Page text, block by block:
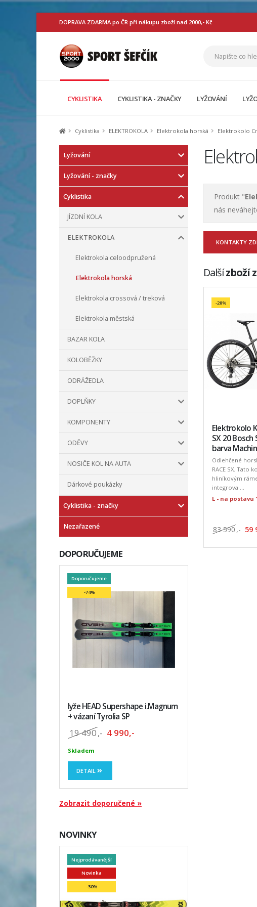
DOPRAVA ZDARMA po ČR při nákupu zboží nad 2000,- Kč
CYKLISTIKA CYKLISTIKA - ZNAČKY LYŽOVÁNÍ
Cyklistika ELEKTROKOLA Elektrokola horská Elektrokolo
Lyžování
Lyžování - značky
Cyklistika
JÍZDNÍ KOLA
ELEKTROKOLA
Elektrokola celoodpružená
Elektrokola horská
Elektrokola crossová / treková
Elektrokola městská
BAZAR KOLA
KOLOBĚŽKY
ODRÁŽEDLA
DOPLŇKY
KOMPONENTY
ODĚVY
NOSIČE KOL NA AUTA
Dárkové poukázky
Cyklistika - značky
Nezařazené
DOPORUČUJEME
Doporučujeme
-74%
lyže HEAD Supershape i.Magnum
+ vázaní Tyrolia SP
19 490,- 4 990,-
Skladem
DETAIL
Zobrazit doporučené »
NOVINKY
Nejprodávanější
Novinka
-30%
Produkt "
nás
KONTAKTY
Dalšízboží
-28%
Elektrokolo
SX 20 Bosch
barva
Odlehčené
RACE SX. Tato
hliníkovým
integrova ...
L - na postavu
83 590 ,- 59